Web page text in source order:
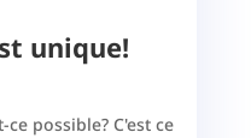
unique!
possible? C'est ce